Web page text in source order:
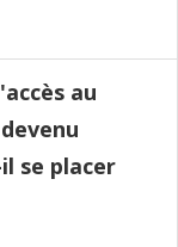
au
se placer